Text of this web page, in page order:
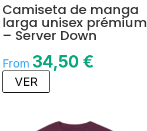
Camiseta de manga
larga unisex prémium
– Server Down
From 34,50€
VER